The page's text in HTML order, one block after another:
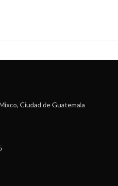
Ciudad de Guatemala